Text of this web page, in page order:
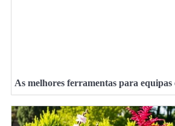
As melhores ferramentas para